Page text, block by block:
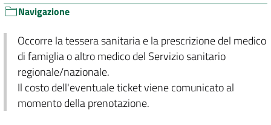
Navigazione
Occorre la tessera sanitaria e la prescrizione del medico
di famiglia o altro medico del Servizio sanitario
regionale/nazionale.
Il costo dell'eventuale ticket viene comunicato al
momento della prenotazione.